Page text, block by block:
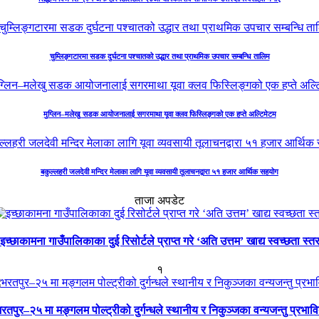
चुम्लिङ्गटारमा सडक दुर्घटना पश्चातको उद्धार तथा प्राथमिक उपचार सम्बन्धि तालिम
मुग्लिन–मलेखु सडक आयोजनालाई सगरमाथा यूवा क्लव फिस्लिङ्गको एक हप्ते अल्टिमेटम
बकुल्लहरी जलदेवी मन्दिर मेलाका लागि यूवा व्यवसायी तूलाचनद्वारा ५१ हजार आर्थिक सहयोग
ताजा अपडेट
इच्छाकामना गाउँपालिकाका दुई रिसोर्टले प्राप्त गरे ‘अति उत्तम’ खाद्य स्वच्छता स्तर
१
मा मङ्गलम पोल्ट्रीको दुर्गन्धले स्थानीय र निकुञ्जका वन्यजन्तु